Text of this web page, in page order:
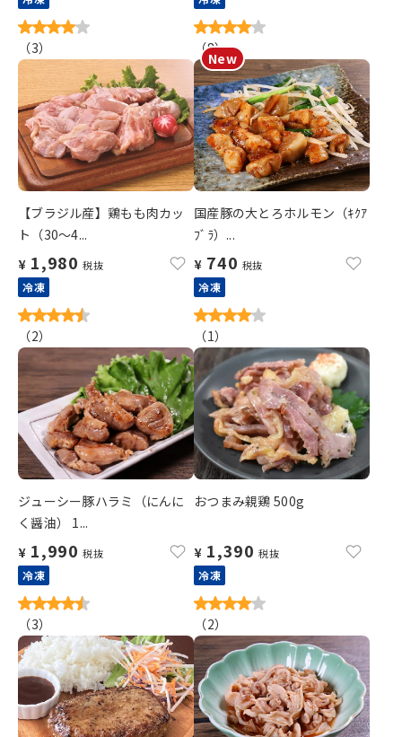
（3） （8）
【ブラジル産】鶏もも肉カッ
ト（30～4...
¥ 1,980 税抜
冷凍
（2）
国産豚の大とろホルモン（ｷｸｱ
ﾌﾞﾗ）...
¥ 740 税抜
冷凍
（1）
ジューシー豚ハラミ（にんに
く醤油） 1...
¥ 1,990 税抜
冷凍
（3）
おつまみ親鶏 500g
¥ 1,390 税抜
冷凍
（2）